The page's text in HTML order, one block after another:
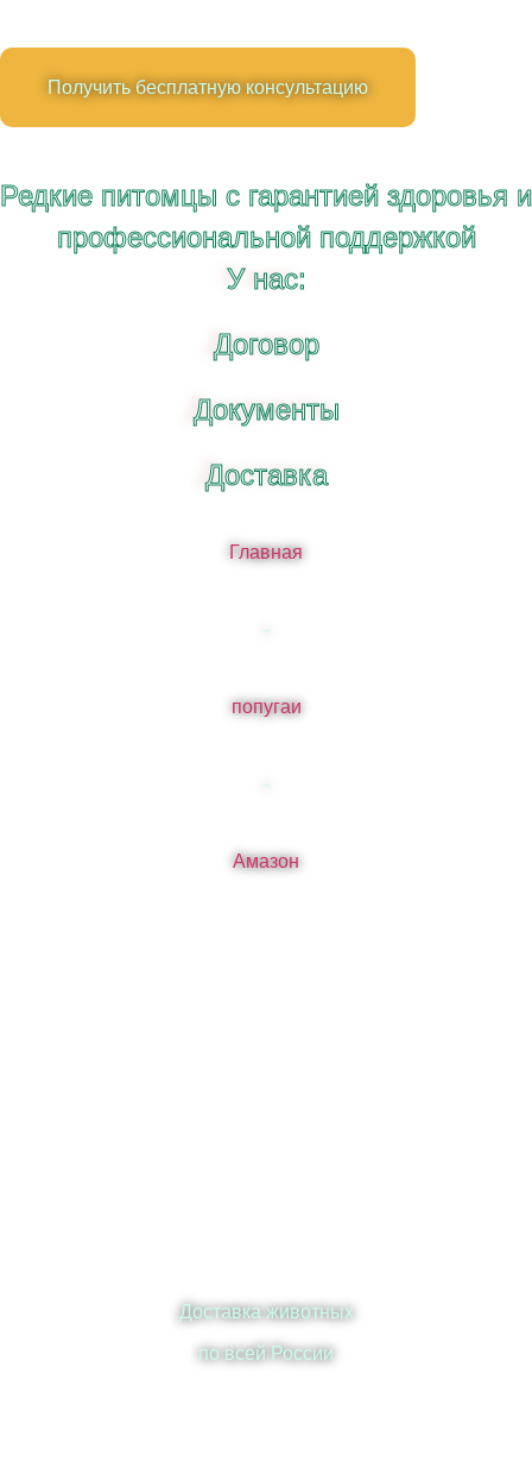
Получить бесплатную консультацию
Редкие питомцы с гарантией здоровья и
профессиональной поддержкой
У нас:
Договор
Документы
Доставка
Главная
-
попугаи
-
Амазон
Доставка животных
по всей России